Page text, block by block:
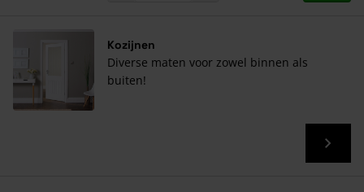
Kozijnen
Diverse maten voor zowel binnen als
buiten!